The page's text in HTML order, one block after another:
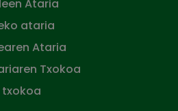
Ataria
ataria
Ataria
Txokoa
txokoa